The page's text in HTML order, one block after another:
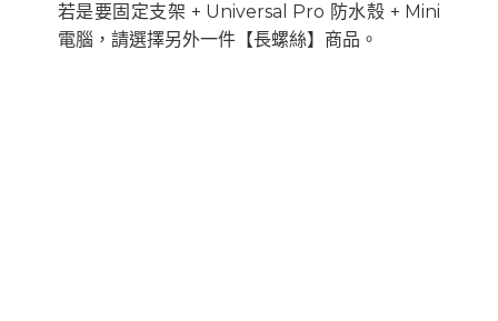
若是要固定支架 + Universal Pro 防水殼 + Mini
電腦，請選擇另外一件【長螺絲】商品。